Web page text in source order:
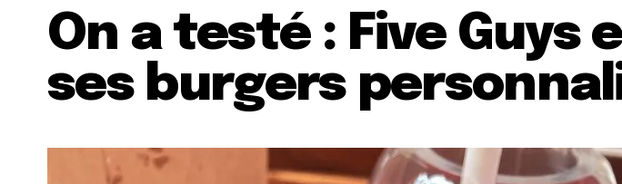
On a testé : Five Guys
ses burgers